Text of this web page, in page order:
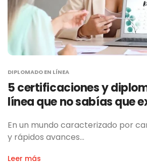
DIPLOMADO EN LÍNEA
5 certificaciones y
línea que no sabías que
En un mundo caracterizado por
y rápidos avances…
Leer más